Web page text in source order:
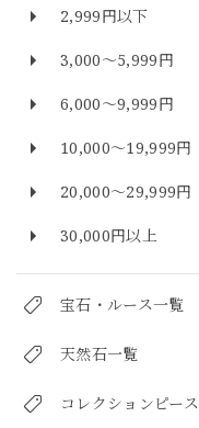
2,999円以下
3,000～5,999円
6,000～9,999円
10,000～19,999円
20,000～29,999円
30,000円以上
宝石・ルース一覧
天然石一覧
コレクションピース